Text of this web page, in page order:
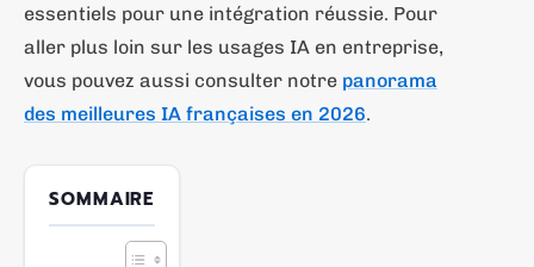
essentiels pour une intégration réussie. Pour
aller plus loin sur les usages IA en entreprise,
vous pouvez aussi consulter notre panorama
des meilleures IA françaises en 2026.
SOMMAIRE